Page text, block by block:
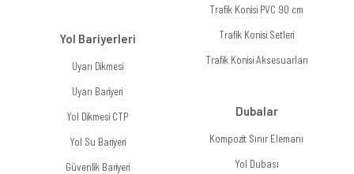
Yol Bariyerleri
Uyarı Dikmesi
Uyarı Bariyeri
Yol Dikmesi CTP
Yol Su Bariyeri
Güvenlik Bariyeri
Trafik Konisi PVC 90 cm
Trafik Konisi Setleri
Trafik Konisi Aksesuarları
Dubalar
Kompozit Sınır Elemanı
Yol Dubası